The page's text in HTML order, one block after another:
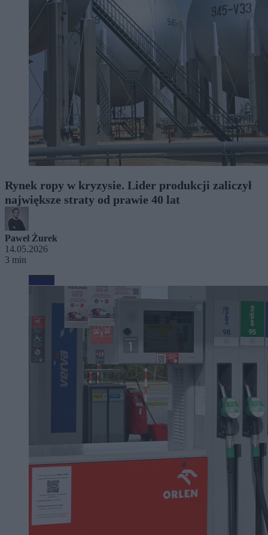
Rynek ropy w kryzysie. Lider produkcji zaliczył
największe straty od prawie 40 lat
Paweł Żurek
14.05.2026
3 min
Biznes